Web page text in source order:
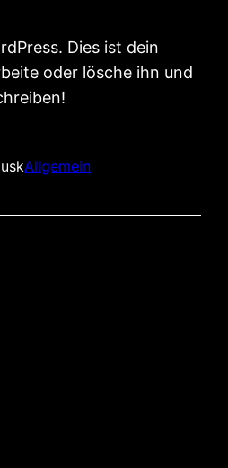
Dies ist dein
oder lösche ihn und
Allgemein